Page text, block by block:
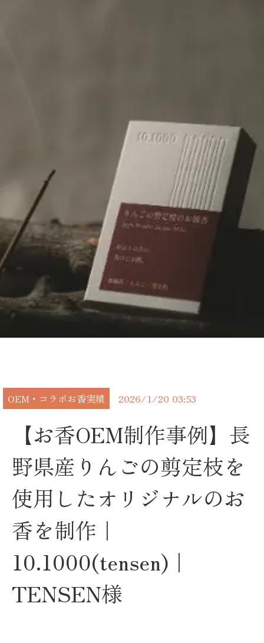
OEM・コラボお香実績 2026/1/20 03:53
【お香OEM制作事例】長
野県産りんごの剪定枝を
使用したオリジナルのお
香を制作｜
10.1000(tensen)｜
TENSEN様